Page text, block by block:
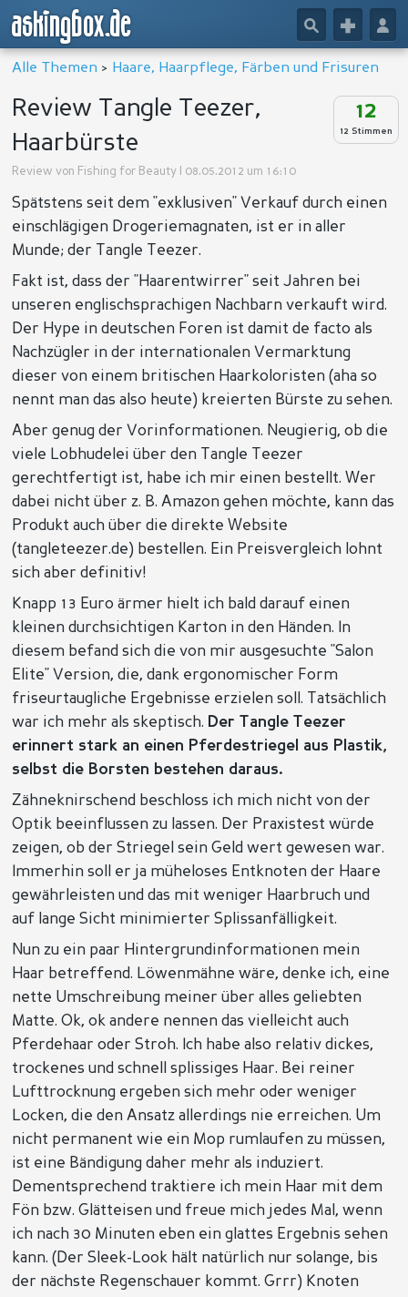
askingbox.de 👤
+
🔎
Alle Themen > Haare, Haarpflege, Färben und Frisuren
12
12 Stimmen
Review Tangle Teezer,
Haarbürste
Review von Fishing for Beauty | 08.05.2012 um 16:10
Spätstens seit dem "exklusiven" Verkauf durch einen
einschlägigen Drogeriemagnaten, ist er in aller
Munde; der Tangle Teezer.
Fakt ist, dass der "Haarentwirrer" seit Jahren bei
unseren englischsprachigen Nachbarn verkauft wird.
Der Hype in deutschen Foren ist damit de facto als
Nachzügler in der internationalen Vermarktung
dieser von einem britischen Haarkoloristen (aha so
nennt man das also heute) kreierten Bürste zu sehen.
Aber genug der Vorinformationen. Neugierig, ob die
viele Lobhudelei über den Tangle Teezer
gerechtfertigt ist, habe ich mir einen bestellt. Wer
dabei nicht über z. B. Amazon gehen möchte, kann das
Produkt auch über die direkte Website
(tangleteezer.de) bestellen. Ein Preisvergleich lohnt
sich aber definitiv!
Knapp 13 Euro ärmer hielt ich bald darauf einen
kleinen durchsichtigen Karton in den Händen. In
diesem befand sich die von mir ausgesuchte "Salon
Elite" Version, die, dank ergonomischer Form
friseurtaugliche Ergebnisse erzielen soll. Tatsächlich
war ich mehr als skeptisch. Der Tangle Teezer
erinnert stark an einen Pferdestriegel aus Plastik,
selbst die Borsten bestehen daraus.
Zähneknirschend beschloss ich mich nicht von der
Optik beeinflussen zu lassen. Der Praxistest würde
zeigen, ob der Striegel sein Geld wert gewesen war.
Immerhin soll er ja müheloses Entknoten der Haare
gewährleisten und das mit weniger Haarbruch und
auf lange Sicht minimierter Splissanfälligkeit.
Nun zu ein paar Hintergrundinformationen mein
Haar betreffend. Löwenmähne wäre, denke ich, eine
nette Umschreibung meiner über alles geliebten
Matte. Ok, ok andere nennen das vielleicht auch
Pferdehaar oder Stroh. Ich habe also relativ dickes,
trockenes und schnell splissiges Haar. Bei reiner
Lufttrocknung ergeben sich mehr oder weniger
Locken, die den Ansatz allerdings nie erreichen. Um
nicht permanent wie ein Mop rumlaufen zu müssen,
ist eine Bändigung daher mehr als induziert.
Dementsprechend traktiere ich mein Haar mit dem
Fön bzw. Glätteisen und freue mich jedes Mal, wenn
ich nach 30 Minuten eben ein glattes Ergebnis sehen
kann. (Der Sleek-Look hält natürlich nur solange, bis
der nächste Regenschauer kommt. Grrr) Knoten